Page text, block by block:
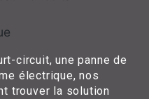
circuit, une panne de
électrique, nos
trouver la solution